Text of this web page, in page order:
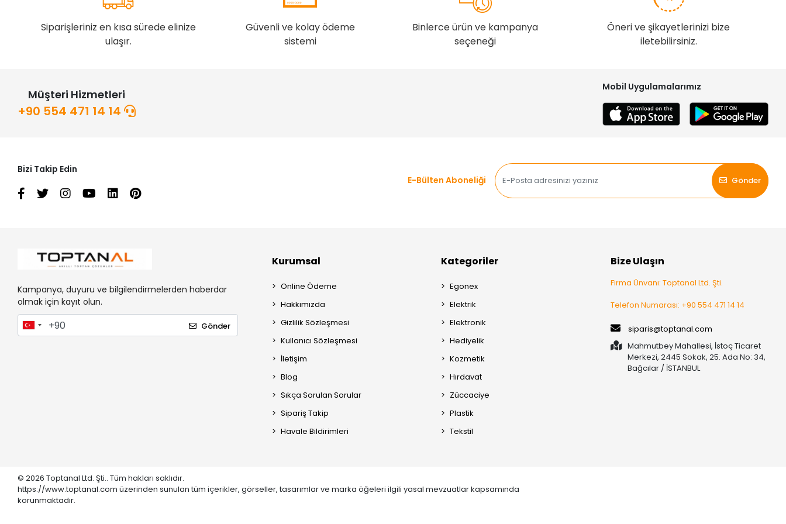
Siparişleriniz en kısa sürede elinize
ulaşır.
Güvenli ve kolay ödeme
sistemi
Binlerce ürün ve kampanya
seçeneği
Öneri ve şikayetlerinizi bize
iletebilirsiniz.
Müşteri Hizmetleri
+90 554 471 14 14
Mobil Uygulamalarımız
Bizi Takip Edin
E-Bülten Aboneliği
Gönder
Kampanya, duyuru ve bilgilendirmelerden haberdar
olmak için kayıt olun.
Gönder
Kurumsal
Online Ödeme
Hakkımızda
Gizlilik Sözleşmesi
Kullanıcı Sözleşmesi
İletişim
Blog
Sıkça Sorulan Sorular
Sipariş Takip
Havale Bildirimleri
Kategoriler
Egonex
Elektrik
Elektronik
Hediyelik
Kozmetik
Hırdavat
Züccaciye
Plastik
Tekstil
Bize Ulaşın
Firma Ünvanı: Toptanal Ltd. Şti.
Telefon Numarası: +90 554 471 14 14
siparis@toptanal.com
Mahmutbey Mahallesi, İstoç Ticaret
Merkezi, 2445 Sokak, 25. Ada No: 34,
Bağcılar / İSTANBUL
© 2026 Toptanal Ltd. Şti.. Tüm hakları saklıdır.
https://www.toptanal.com üzerinden sunulan tüm içerikler, görseller, tasarımlar ve marka öğeleri ilgili yasal mevzuatlar kapsamında
korunmaktadır.